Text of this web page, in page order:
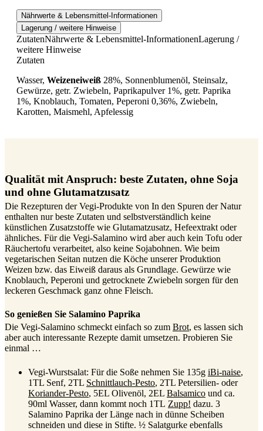
Nährwerte & Lebensmittel-Informationen
Lagerung / weitere Hinweise
ZutatenNährwerte & Lebensmittel-InformationenLagerung /
weitere Hinweise
Zutaten
Wasser, Weizeneiweiß 28%, Sonnenblumenöl, Steinsalz,
Gewürze, getr. Zwiebeln, Paprikapulver 1%, getr. Paprika
1%, Knoblauch, Tomaten, Peperoni 0,36%, Zwiebeln,
Karotten, Maismehl, Apfelessig
Qualität mit Anspruch: beste Zutaten, ohne Soja
und ohne Glutamatzusatz
Die Rezepturen der Vegi-Produkte von In den Spuren der Natur
enthalten nur beste Zutaten und selbstverständlich keine
künstlichen Zusatzstoffe wie Glutamatzusatz, Hefeextrakt oder
ähnliches. Für die Vegi-Salamino wird aber auch kein Tofu oder
Räuchertofu verarbeitet, also keine Sojabohnen. Wie beim
vegetarischen Seitan nutzen die Köche unserer Produktion
Weizen bzw. das Eiweiß daraus als Grundlage. Gewürze wie
Knoblauch, Peperoni und getrocknete Zwiebeln sorgen für den
leckeren Geschmack ganz ohne Fleisch.
So genießen Sie Salamino Paprika
Die Vegi-Salamino schmeckt einfach so zum Brot, es lassen sich
aber auch interessante Rezepte damit umsetzen. Probieren Sie
einmal …
Vegi-Wurstsalat: Für die Soße nehmen Sie 135g iBi-naise,
1TL Senf, 2TL Schnittlauch-Pesto, 2TL Petersilien- oder
Koriander-Pesto, 5EL Olivenöl, 2EL Balsamico und ca.
90ml Wasser, dann kommt noch 1TL Zupp! dazu. 3
Salamino Paprika der Länge nach in dünne Scheiben
schneiden und diese in Stifte. ½ Salatgurke ebenfalls